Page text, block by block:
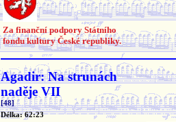
Za finanční podpory Státního
fondu kultury České republiky.
Agadir: Na strunách
naděje VII
[48]
Délka: 62:23